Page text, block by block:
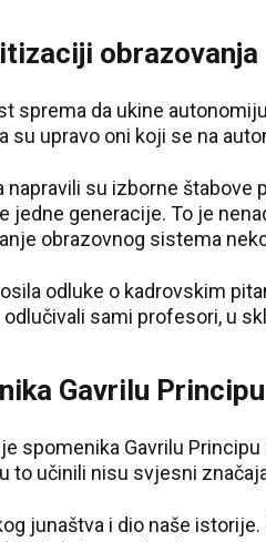
obrazovanja
sprema da ukine
su upravo oni koji se na
napravili su izborne štabove
jedne generacije. To je
obrazovnog sistema
odluke o kadrovskim
sami profesori, u
Gavrilu Principu
spomenika Gavrilu
to učinili nisu svjesni
junaštva i dio naše